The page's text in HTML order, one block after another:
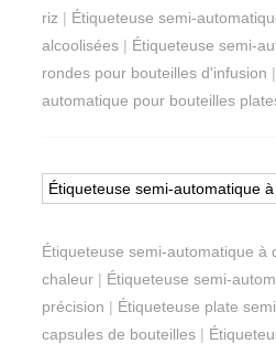
riz | Étiqueteuse semi-
alcoolisées | Étiqueteuse semi-
rondes pour bouteilles d'infusion |
automatique pour bouteilles
Étiqueteuse semi-automatique
Étiqueteuse semi-automatique à
chaleur | Étiqueteuse semi-
précision | Étiqueteuse plate
capsules de bouteilles |